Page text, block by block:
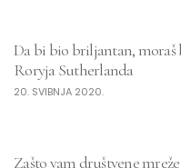
Da bi bio briljantan,
Roryja Sutherlanda
20. SVIBNJA 2020.
Zašto vam društvene